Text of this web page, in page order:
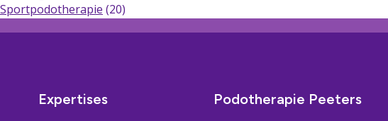
Sportpodotherapie (20)
Expertises Podotherapie Peeters